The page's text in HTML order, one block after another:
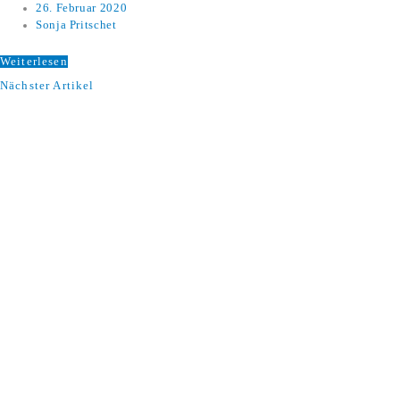
26. Februar 2020
Sonja Pritschet
Weiterlesen
Nächster Artikel